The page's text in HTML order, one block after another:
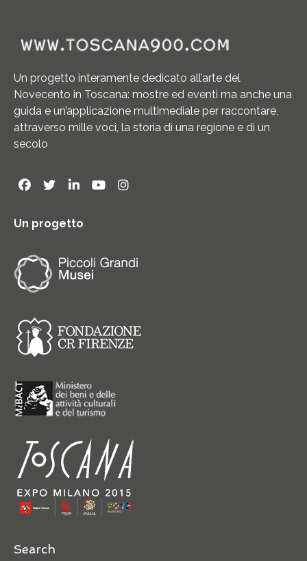
Un progetto interamente dedicato all’arte del
Novecento in Toscana: mostre ed eventi ma anche una
guida e un’applicazione multimediale per raccontare,
attraverso mille voci, la storia di una regione e di un
secolo
Un progetto
Search